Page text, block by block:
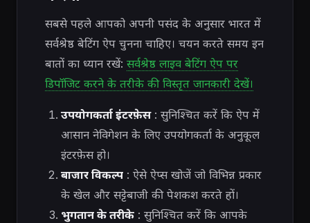
सबसे पहले आपको अपनी पसंद के अनुसार भारत में
सर्वश्रेष्ठ बेटिंग ऐप चुनना चाहिए। चयन करते समय इन
बातों का ध्यान रखें: सर्वश्रेष्ठ लाइव बेटिंग ऐप पर
डिपॉजिट करने के तरीके की विस्तृत जानकारी देखें।
उपयोगकर्ता इंटरफ़ेस: सुनिश्चित करें कि ऐप में
आसान नेविगेशन के लिए उपयोगकर्ता के अनुकूल
इंटरफ़ेस हो।
बाजार विकल्प: ऐसे ऐप्स खोजें जो विभिन्न प्रकार
के खेल और सट्टेबाजी की पेशकश करते हों।
भुगतान के तरीके: सुनिश्चित करें कि आपके